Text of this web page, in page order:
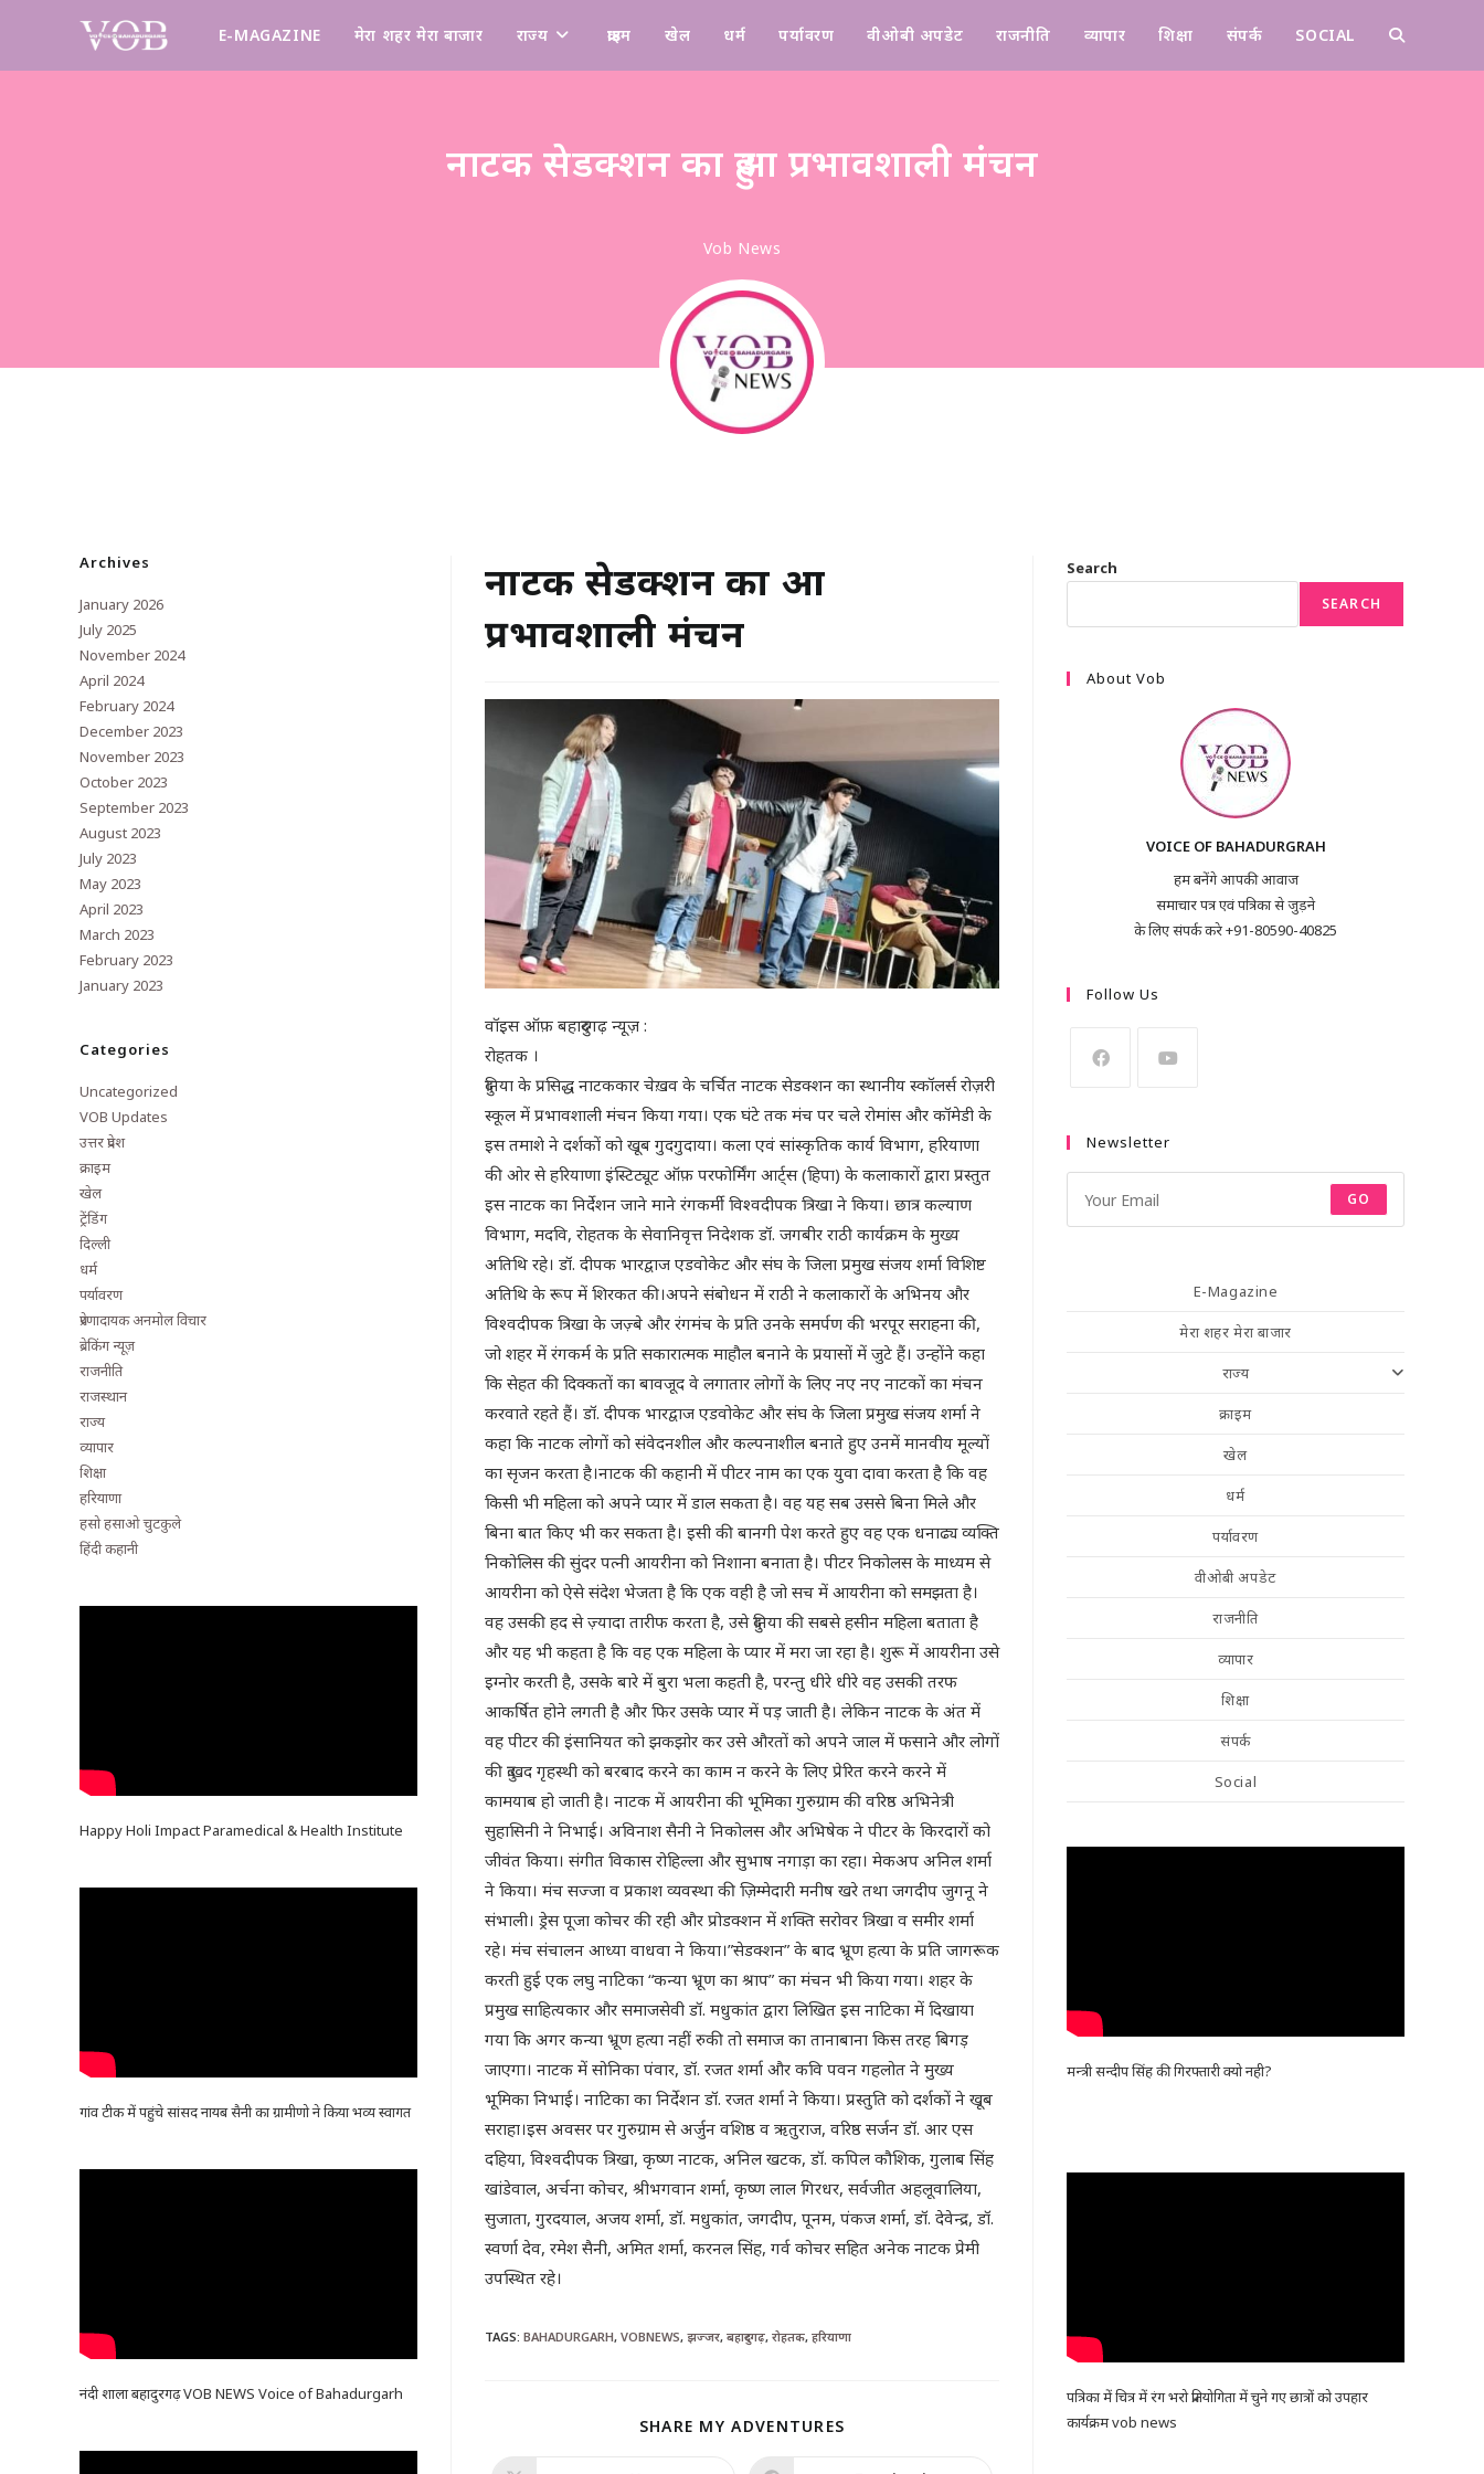
E-MAGAZINE मेरा शहर मेरा बाजार राज्य क्राइम खेल धर्म पर्यावरण वीओबी अपडेट राजनीति व्यापार शिक्षा संपर्क SOCIAL
नाटक सेडक्शन का हुआ प्रभावशाली मंचन
Vob News
नाटक सेडक्शन का हुआ
प्रभावशाली मंचन
वॉइस ऑफ़ बहादुरगढ़ न्यूज़ :
रोहतक ।
दुनिया के प्रसिद्ध नाटककार चेख़व के चर्चित नाटक सेडक्शन का स्थानीय स्कॉलर्स रोज़री
स्कूल में प्रभावशाली मंचन किया गया। एक घंटे तक मंच पर चले रोमांस और कॉमेडी के
इस तमाशे ने दर्शकों को खूब गुदगुदाया। कला एवं सांस्कृतिक कार्य विभाग, हरियाणा
की ओर से हरियाणा इंस्टिट्यूट ऑफ़ परफोर्मिंग आर्ट्स (हिपा) के कलाकारों द्वारा प्रस्तुत
इस नाटक का निर्देशन जाने माने रंगकर्मी विश्वदीपक त्रिखा ने किया। छात्र कल्याण
विभाग, मदवि, रोहतक के सेवानिवृत्त निदेशक डॉ. जगबीर राठी कार्यक्रम के मुख्य
अतिथि रहे। डॉ. दीपक भारद्वाज एडवोकेट और संघ के जिला प्रमुख संजय शर्मा विशिष्ट
अतिथि के रूप में शिरकत की।अपने संबोधन में राठी ने कलाकारों के अभिनय और
विश्वदीपक त्रिखा के जज़्बे और रंगमंच के प्रति उनके समर्पण की भरपूर सराहना की,
जो शहर में रंगकर्म के प्रति सकारात्मक माहौल बनाने के प्रयासों में जुटे हैं। उन्होंने कहा
कि सेहत की दिक्कतों का बावजूद वे लगातार लोगों के लिए नए नए नाटकों का मंचन
करवाते रहते हैं। डॉ. दीपक भारद्वाज एडवोकेट और संघ के जिला प्रमुख संजय शर्मा ने
कहा कि नाटक लोगों को संवेदनशील और कल्पनाशील बनाते हुए उनमें मानवीय मूल्यों
का सृजन करता है।नाटक की कहानी में पीटर नाम का एक युवा दावा करता है कि वह
किसी भी महिला को अपने प्यार में डाल सकता है। वह यह सब उससे बिना मिले और
बिना बात किए भी कर सकता है। इसी की बानगी पेश करते हुए वह एक धनाढ्य व्यक्ति
निकोलिस की सुंदर पत्नी आयरीना को निशाना बनाता है। पीटर निकोलस के माध्यम से
आयरीना को ऐसे संदेश भेजता है कि एक वही है जो सच में आयरीना को समझता है।
वह उसकी हद से ज़्यादा तारीफ करता है, उसे दुनिया की सबसे हसीन महिला बताता है
और यह भी कहता है कि वह एक महिला के प्यार में मरा जा रहा है। शुरू में आयरीना उसे
इग्नोर करती है, उसके बारे में बुरा भला कहती है, परन्तु धीरे धीरे वह उसकी तरफ
आकर्षित होने लगती है और फिर उसके प्यार में पड़ जाती है। लेकिन नाटक के अंत में
वह पीटर की इंसानियत को झकझोर कर उसे औरतों को अपने जाल में फसाने और लोगों
की दुःखद गृहस्थी को बरबाद करने का काम न करने के लिए प्रेरित करने करने में
कामयाब हो जाती है। नाटक में आयरीना की भूमिका गुरुग्राम की वरिष्ठ अभिनेत्री
सुहासिनी ने निभाई। अविनाश सैनी ने निकोलस और अभिषेक ने पीटर के किरदारों को
जीवंत किया। संगीत विकास रोहिल्ला और सुभाष नगाड़ा का रहा। मेकअप अनिल शर्मा
ने किया। मंच सज्जा व प्रकाश व्यवस्था की ज़िम्मेदारी मनीष खरे तथा जगदीप जुगनू ने
संभाली। ड्रेस पूजा कोचर की रही और प्रोडक्शन में शक्ति सरोवर त्रिखा व समीर शर्मा
रहे। मंच संचालन आध्या वाधवा ने किया।”सेडक्शन” के बाद भ्रूण हत्या के प्रति जागरूक
करती हुई एक लघु नाटिका “कन्या भ्रूण का श्राप” का मंचन भी किया गया। शहर के
प्रमुख साहित्यकार और समाजसेवी डॉ. मधुकांत द्वारा लिखित इस नाटिका में दिखाया
गया कि अगर कन्या भ्रूण हत्या नहीं रुकी तो समाज का तानाबाना किस तरह बिगड़
जाएगा। नाटक में सोनिका पंवार, डॉ. रजत शर्मा और कवि पवन गहलोत ने मुख्य
भूमिका निभाई। नाटिका का निर्देशन डॉ. रजत शर्मा ने किया। प्रस्तुति को दर्शकों ने खूब
सराहा।इस अवसर पर गुरुग्राम से अर्जुन वशिष्ठ व ऋतुराज, वरिष्ठ सर्जन डॉ. आर एस
दहिया, विश्वदीपक त्रिखा, कृष्ण नाटक, अनिल खटक, डॉ. कपिल कौशिक, गुलाब सिंह
खांडेवाल, अर्चना कोचर, श्रीभगवान शर्मा, कृष्ण लाल गिरधर, सर्वजीत अहलूवालिया,
सुजाता, गुरदयाल, अजय शर्मा, डॉ. मधुकांत, जगदीप, पूनम, पंकज शर्मा, डॉ. देवेन्द्र, डॉ.
स्वर्णा देव, रमेश सैनी, अमित शर्मा, करनल सिंह, गर्व कोचर सहित अनेक नाटक प्रेमी
उपस्थित रहे।
TAGS: BAHADURGARH, VOBNEWS, झज्जर, बहादुरगढ़, रोहतक, हरियाणा
SHARE MY ADVENTURES
Archives
January 2026
July 2025
November 2024
April 2024
February 2024
December 2023
November 2023
October 2023
September 2023
August 2023
July 2023
May 2023
April 2023
March 2023
February 2023
January 2023
Categories
Uncategorized
VOB Updates
उत्तर प्रदेश
क्राइम
खेल
ट्रेंडिंग
दिल्ली
धर्म
पर्यावरण
प्रेरणादायक अनमोल विचार
ब्रेकिंग न्यूज़
राजनीति
राजस्थान
राज्य
व्यापार
शिक्षा
हरियाणा
हसो हसाओ चुटकुले
हिंदी कहानी
Happy Holi Impact Paramedical & Health Institute
गांव टीक में पहुंचे सांसद नायब सैनी का ग्रामीणो ने किया भव्य स्वागत
नंदी शाला बहादुरगढ़ VOB NEWS Voice of Bahadurgarh
Search
SEARCH
About Vob
VOICE OF BAHADURGRAH
हम बनेंगे आपकी आवाज
समाचार पत्र एवं पत्रिका से जुड़ने
के लिए संपर्क करे +91-80590-40825
Follow Us
Newsletter
GO
E-Magazine
मेरा शहर मेरा बाजार
राज्य
क्राइम
खेल
धर्म
पर्यावरण
वीओबी अपडेट
राजनीति
व्यापार
शिक्षा
संपर्क
Social
मन्त्री सन्दीप सिंह की गिरफ्तारी क्यो नही?
पत्रिका में चित्र में रंग भरो प्रतियोगिता में चुने गए छात्रों को उपहार
कार्यक्रम vob news
Design & Manage By Digital Drolia Contact